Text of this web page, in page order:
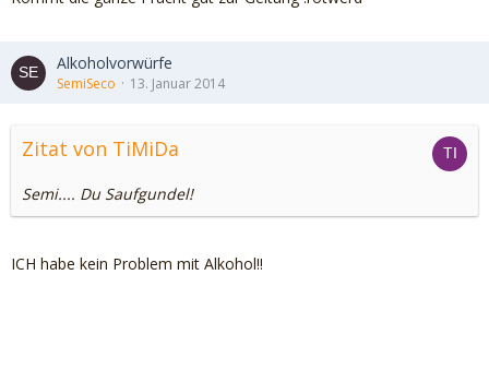
Alkoholvorwürfe
SemiSeco 13. Januar 2014
Zitat von TiMiDa
Semi.... Du Saufgundel!
ICH habe kein Problem mit Alkohol!!